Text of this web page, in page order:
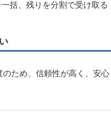
一括、残りを分割で受け取る
のため、信頼性が高く、安